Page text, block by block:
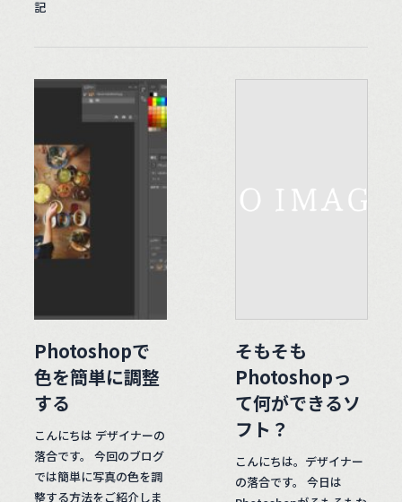
記
Photoshopで
色を簡単に調整
する
こんにちは デザイナーの
落合です。 今回のブログ
では簡単に写真の色を調
整する方法をご紹介しま
そもそも
Photoshopっ
て何ができるソ
フト？
こんにちは。デザイナー
の落合です。 今日は